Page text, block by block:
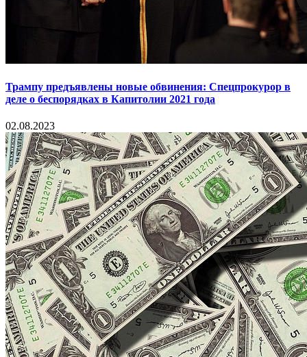
Трампу предъявлены новые обвинения: Спецпрокурор в
деле о беспорядках в Капитолии 2021 года
02.08.2023